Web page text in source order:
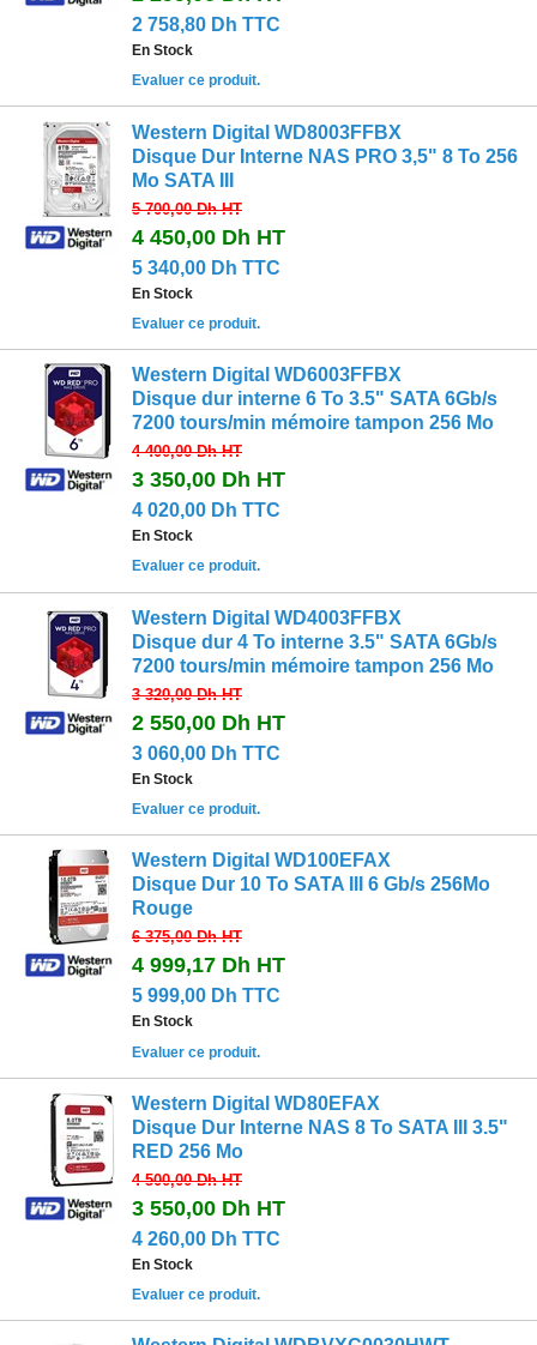
2 758,80 Dh TTC
En Stock
Evaluer ce produit.
Western Digital WD8003FFBX
Disque Dur Interne NAS PRO 3,5" 8 To 256
Mo SATA III
5 700,00 DhHT
4 450,00 Dh HT
5 340,00 Dh TTC
En Stock
Evaluer ce produit.
Western Digital WD6003FFBX
Disque dur interne 6 To 3.5" SATA 6Gb/s
7200 tours/min mémoire tampon 256 Mo
4 400,00 DhHT
3 350,00 Dh HT
4 020,00 Dh TTC
En Stock
Evaluer ce produit.
Western Digital WD4003FFBX
Disque dur 4 To interne 3.5" SATA 6Gb/s
7200 tours/min mémoire tampon 256 Mo
3 320,00 DhHT
2 550,00 Dh HT
3 060,00 Dh TTC
En Stock
Evaluer ce produit.
Western Digital WD100EFAX
Disque Dur 10 To SATA III 6 Gb/s 256Mo
Rouge
6 375,00 DhHT
4 999,17 Dh HT
5 999,00 Dh TTC
En Stock
Evaluer ce produit.
Western Digital WD80EFAX
Disque Dur Interne NAS 8 To SATA III 3.5"
RED 256 Mo
4 500,00 DhHT
3 550,00 Dh HT
4 260,00 Dh TTC
En Stock
Evaluer ce produit.